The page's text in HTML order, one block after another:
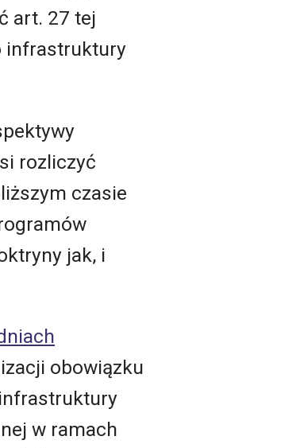
art. 27 tej
infrastruktury
rozliczyć
czasie
jak, i
obowiązku
w ramach